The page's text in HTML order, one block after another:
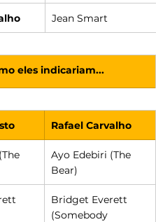
Jean Smart
eles indicariam...
Rafael Carvalho
Ayo Edebiri (The
Bear)
Bridget Everett
(Somebody